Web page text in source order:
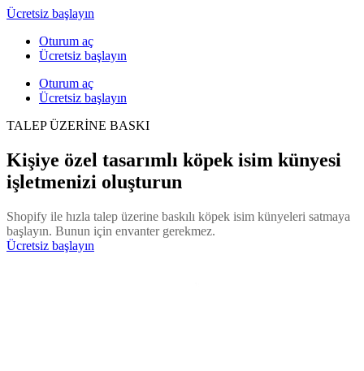
Ücretsiz başlayın
Oturum aç
Ücretsiz başlayın
Oturum aç
Ücretsiz başlayın
TALEP ÜZERİNE BASKI
Kişiye özel tasarımlı köpek isim künyesi
işletmenizi oluşturun
Shopify ile hızla talep üzerine baskılı köpek isim künyeleri satmaya
başlayın. Bunun için envanter gerekmez.
Ücretsiz başlayın